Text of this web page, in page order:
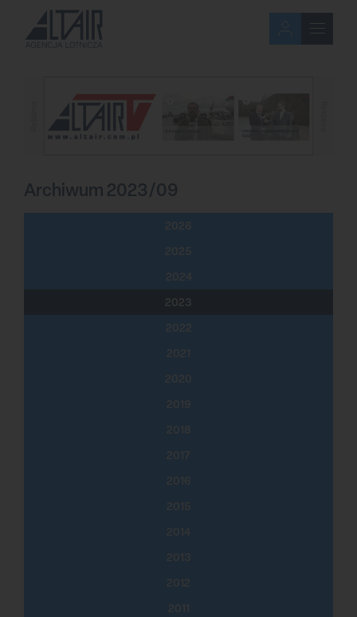
Archiwum 2023/09
2026
2025
2024
2023
2022
2021
2020
2019
2018
2017
2016
2015
2014
2013
2012
2011